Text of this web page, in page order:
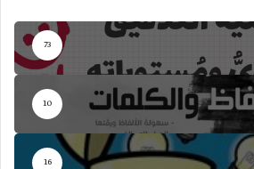
73
10
16